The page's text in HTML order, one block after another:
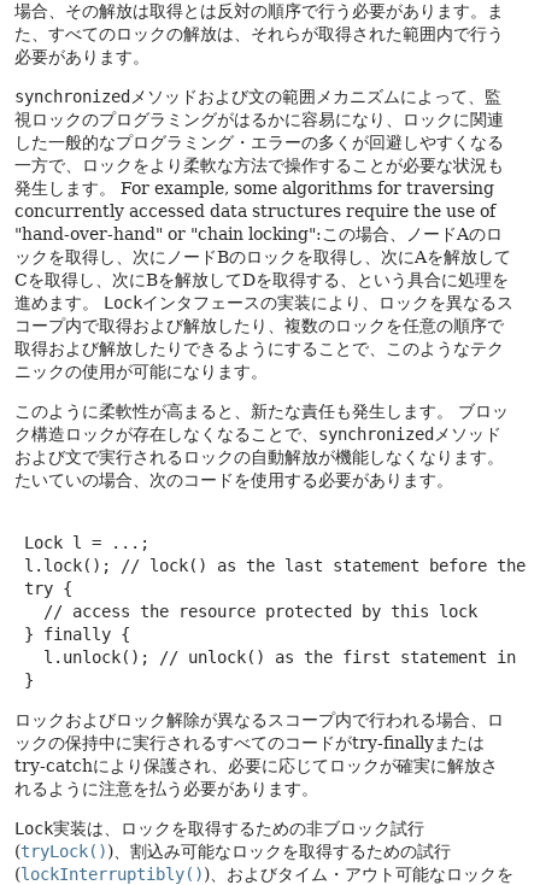
場合、その解放は取得とは反対の順序で行う必要があります。ま
た、すべてのロックの解放は、それらが取得された範囲内で行う
必要があります。
synchronized メソッドおよび文の範囲メカニズムによって、監
視ロックのプログラミングがはるかに容易になり、ロックに関連
した一般的なプログラミング・エラーの多くが回避しやすくなる
一方で、ロックをより柔軟な方法で操作することが必要な状況も
発生します。
For example, some algorithms for traversing
concurrently accessed data structures require the use of
"hand-over-hand" or "chain locking":この場合、ノードAのロ
ックを取得し、次にノードBのロックを取得し、次にAを解放して
Cを取得し、次にBを解放してDを取得する、という具合に処理を
進めます。
Lockインタフェースの実装により、ロックを異なるス
コープ内で取得および解放したり、複数のロックを任意の順序で
取得および解放したりできるようにすることで、このようなテク
ニックの使用が可能になります。
このように柔軟性が高まると、新たな責任も発生します。
ブロッ
ク構造ロックが存在しなくなることで、 synchronized メソッド
および文で実行されるロックの自動解放が機能しなくなります。
たいていの場合、次のコードを使用する必要があります。
Lock l = ...;
l.lock(); // lock() as the last statement before the
try {
   // access the resource protected by this lock
} finally {
l.unlock(); // unlock() as the first statement in
}
ロックおよびロック解除が異なるスコープ内で行われる場合、ロ
ックの保持中に実行されるすべてのコードがtry-finallyまたは
try-catchにより保護され、必要に応じてロックが確実に解放さ
れるように注意を払う必要があります。
Lock実装は、ロックを取得するための非ブロック試行
(tryLock())、割込み可能なロックを取得するための試行
(lockInterruptibly())、およびタイム・アウト可能なロックを